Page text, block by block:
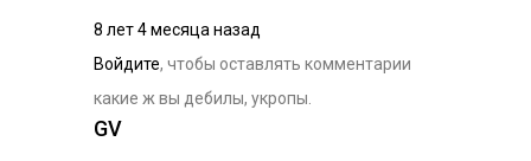
8 лет 4 месяца назад
Войдите, чтобы оставлять комментарии
какие ж вы дебилы, укропы.
GV